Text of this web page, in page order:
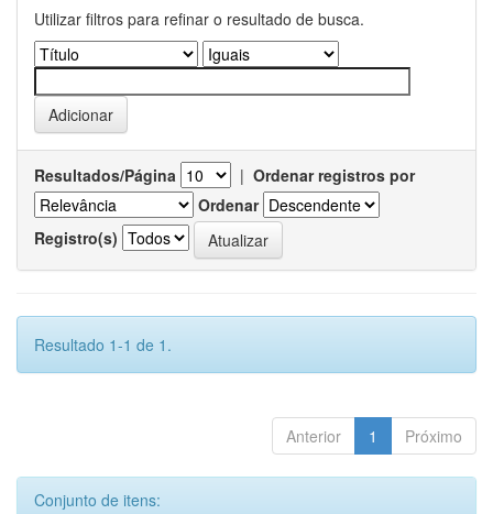
Utilizar filtros para refinar o resultado de busca.
Resultados/Página | Ordenar registros por
Ordenar
Registro(s)
Resultado 1-1 de 1.
Anterior 1 Próximo
Conjunto de itens: